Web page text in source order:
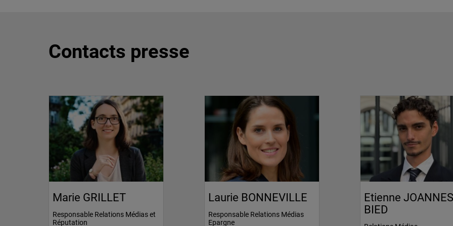
Contacts presse
Marie GRILLET
Responsable Relations Médias et
Réputation
Laurie BONNEVILLE
Responsable Relations Médias
Epargne
Etienne
BIED